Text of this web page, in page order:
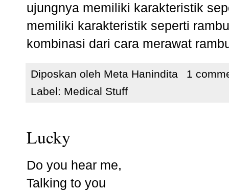
ujungnya memiliki karakteristik
memiliki karakteristik seperti
kombinasi dari cara merawat
Diposkan oleh Meta Hanindita
1
Label: Medical Stuff
Lucky
Do you hear me,
Talking to you